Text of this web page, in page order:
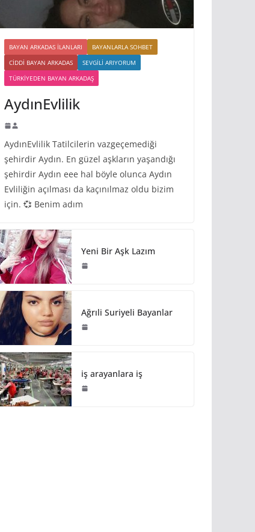
BAYAN ARKADAS ILANLARI
BAYANLARLA SOHBET
CIDDI BAYAN ARKADAS
SEVGILI ARIYORUM
TÜRKIYEDEN BAYAN ARKADAŞ
AydınEvlilik
AydınEvlilik Tatilcilerin vazgeçemediği
şehirdir Aydın. En güzel aşkların yaşandığı
şehirdir Aydın eee hal böyle olunca Aydın
Evliliğin açılması da kaçınılmaz oldu bizim
için. 💞 Benim adım
Yeni Bir Aşk Lazım
Ağrıli Suriyeli Bayanlar
iş arayanlara iş